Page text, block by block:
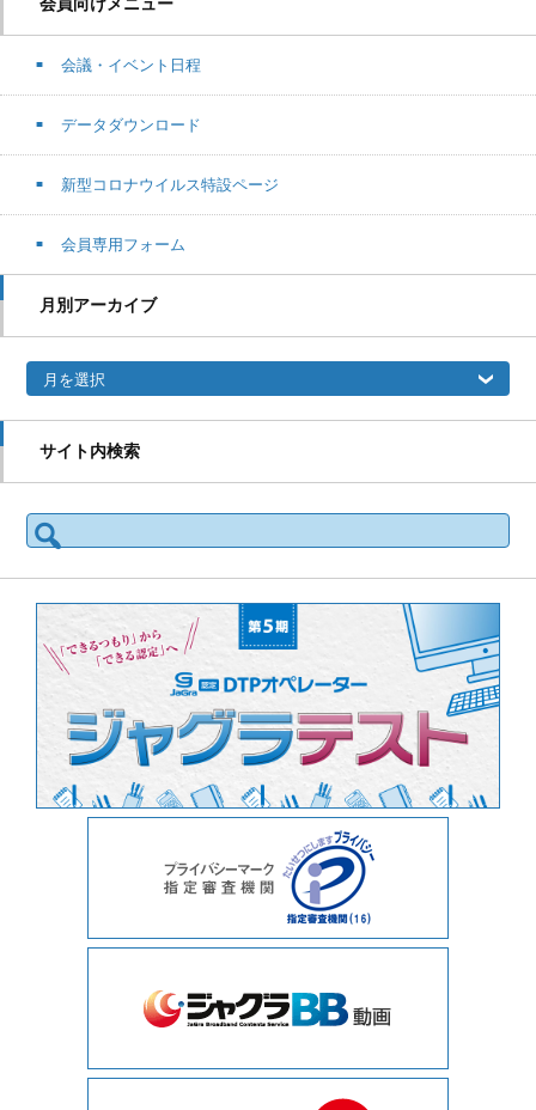
会員向けメニュー
会議・イベント日程
データダウンロード
新型コロナウイルス特設ページ
会員専用フォーム
月別アーカイブ
月別アーカイブ
サイト内検索
検索: